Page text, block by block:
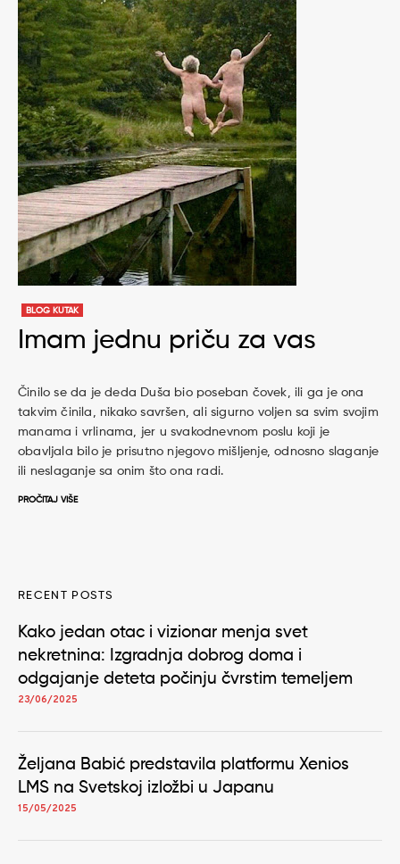
BLOG KUTAK
Imam jednu priču za vas
Činilo se da je deda Duša bio poseban čovek, ili ga je ona
takvim činila, nikako savršen, ali sigurno voljen sa svim svojim
manama i vrlinama, jer u svakodnevnom poslu koji je
obavljala bilo je prisutno njegovo mišljenje, odnosno slaganje
ili neslaganje sa onim što ona radi.
PROČITAJ VIŠE
RECENT POSTS
Kako jedan otac i vizionar menja svet
nekretnina: Izgradnja dobrog doma i
odgajanje deteta počinju čvrstim temeljem
23/06/2025
Željana Babić predstavila platformu Xenios
LMS na Svetskoj izložbi u Japanu
15/05/2025